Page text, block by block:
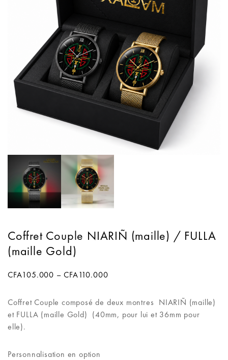
Coffret Couple NIARIÑ (maille) / FULLA
(maille Gold)
CFA105.000 –CFA110.000
Coffret Couple composé de deux montres NIARIÑ (maille)
et FULLA (maille Gold) (40mm, pour lui et 36mm pour
elle).
Personnalisation en option